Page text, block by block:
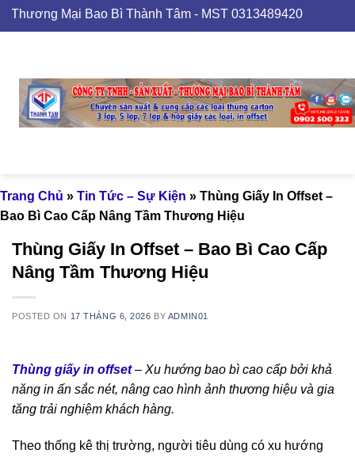
Skip
to
Bao Bì Thành Tâm - MST 0313489420
Trang Chủ » Tin Tức – Sự Kiện » Thùng Giấy In Offset –
Bao Bì Cao Cấp Nâng Tầm Thương Hiệu
Thùng Giấy In Offset – Bao Bì Cao Cấp
Nâng Tầm Thương Hiệu
POSTED ON 17 THÁNG 6, 2026 BY ADMIN01
Thùng giấy in offset– Xu hướng bao bì cao cấp bởi khả
năng in ấn sắc nét, nâng cao hình ảnh thương hiệu và gia
tăng trải nghiệm khách hàng.
Theo thống kê thị trường, người tiêu dùng có xu hướng